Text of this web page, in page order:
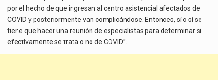
por el hecho de que ingresan al centro asistencial afectados de
COVID y posteriormente van complicándose. Entonces, sí o sí se
tiene que hacer una reunión de especialistas para determinar si
efectivamente se trata o no de COVID”.